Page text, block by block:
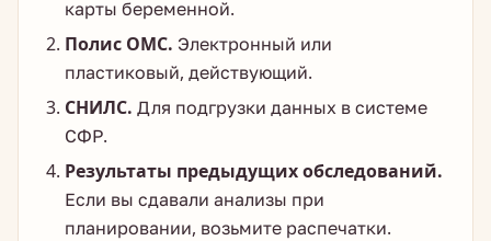
карты беременной.
Полис ОМС. Электронный или
пластиковый, действующий.
СНИЛС. Для подгрузки данных в системе
СФР.
Результаты предыдущих обследований.
Если вы сдавали анализы при
планировании, возьмите распечатки.